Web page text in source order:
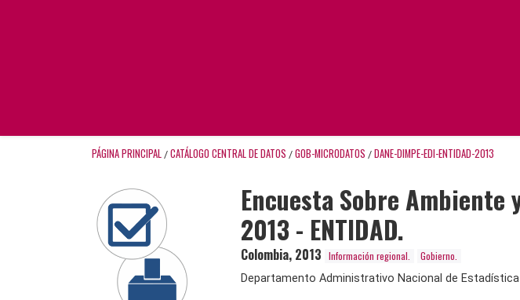
PÁGINA PRINCIPAL / CATÁLOGO CENTRAL DE DATOS / GOB-MICRODATOS / DANE-DIMPE-EDI-ENTIDAD-2013
Encuesta Sobre
2013 - ENTIDAD.
Colombia, 2013 Información regional.
Gobierno.
Departamento Administrativo Nacional de